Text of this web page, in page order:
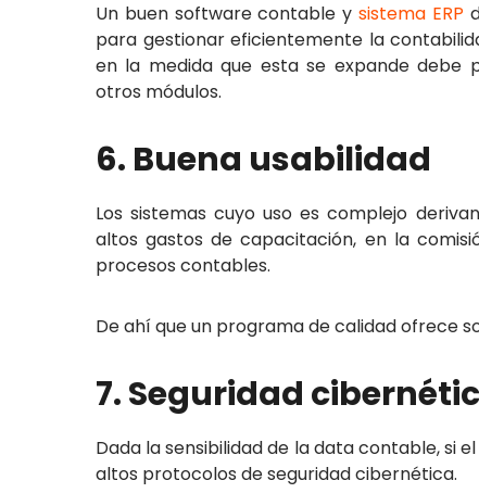
Un buen software contable y sistema ERP
para gestionar eficientemente la
en la medida que esta se expande debe
otros módulos.
6. Buena usabilidad
Los sistemas cuyo uso es complejo
altos gastos de capacitación, en la
procesos contables.
De ahí que un programa de calidad ofrece
7. Seguridad
Dada la sensibilidad de la data contable, si
altos protocolos de seguridad cibernética.